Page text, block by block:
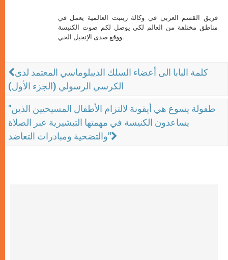
فريق القسم العربي في وكالة زينيت العالمية يعمل في
مناطق مختلفة من العالم لكي يوصل لكم صوت الكنيسة
ووقع صدى الإنجيل الحي.
كلمة البابا الى أعضاء السلك الديبلوماسي المعتمد لدى
الكرسي الرسولي (الجزء الأول)
"طفولة يسوع هي أيقونة لالتزام الأطفال المسيحيين الذين
يساعدون الكنيسة في مهمتها التبشيرية عبر الصلاة
والتضحية ومبادرات التعاضد"